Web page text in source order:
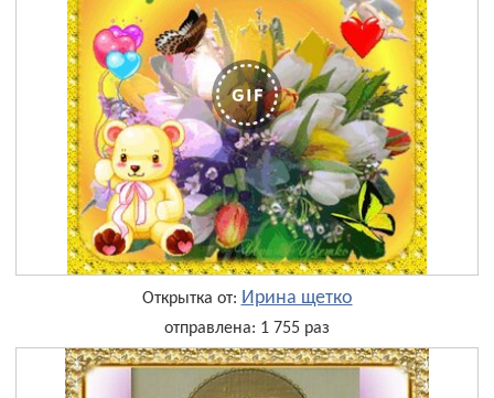
Открытка от: Ирина щетко
отправлена: 1 755 раз